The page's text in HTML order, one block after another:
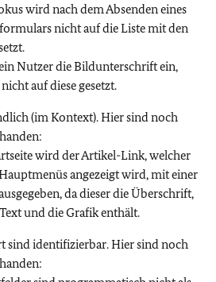
wird nach dem Absenden eines
nicht auf die Liste mit den
Nutzer die Bildunterschrift ein,
auf diese gesetzt.
(im Kontext). Hier sind noch
wird der Artikel-Link, welcher
angezeigt wird, mit einer
da dieser die Überschrift,
und die Grafik enthält.
sind identifizierbar. Hier sind noch